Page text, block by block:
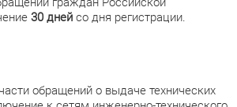
30 днейсо дня регистрации.
обращений о выдаче технических